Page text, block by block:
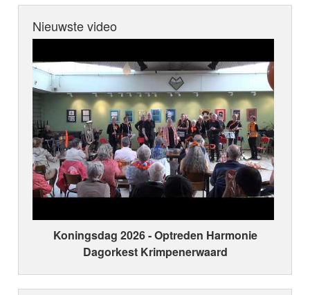
Nieuwste video
Koningsdag 2026 ‑ Optreden Harmonie
Dagorkest Krimpenerwaard